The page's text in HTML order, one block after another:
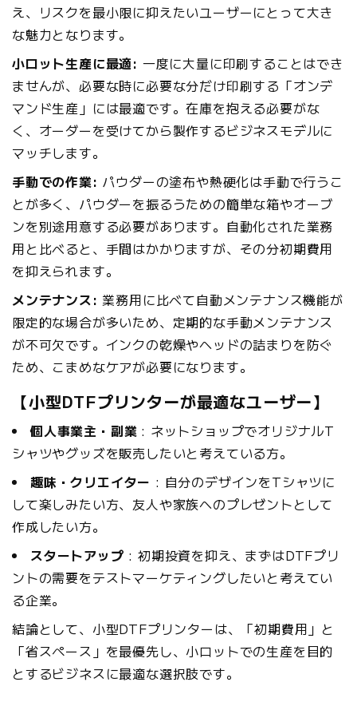
え、リスクを最小限に抑えたいユーザーにとって大き
な魅力となります。
小ロット生産に最適: 一度に大量に印刷することはでき
ませんが、必要な時に必要な分だけ印刷する「オンデ
マンド生産」には最適です。在庫を抱える必要がな
く、オーダーを受けてから製作するビジネスモデルに
マッチします。
手動での作業: パウダーの塗布や熱硬化は手動で行うこ
とが多く、パウダーを振るうための簡単な箱やオーブ
ンを別途用意する必要があります。自動化された業務
用と比べると、手間はかかりますが、その分初期費用
を抑えられます。
メンテナンス: 業務用に比べて自動メンテナンス機能が
限定的な場合が多いため、定期的な手動メンテナンス
が不可欠です。インクの乾燥やヘッドの詰まりを防ぐ
ため、こまめなケアが必要になります。
【小型DTFプリンターが最適なユーザー】
個人事業主・副業 : ネットショップでオリジナルT
シャツやグッズを販売したいと考えている方。
趣味・クリエイター : 自分のデザインをTシャツに
して楽しみたい方、友人や家族へのプレゼントとして
作成したい方。
スタートアップ : 初期投資を抑え、まずはDTFプリ
ントの需要をテストマーケティングしたいと考えてい
る企業。
結論として、小型DTFプリンターは、「初期費用」と
「省スペース」を最優先し、小ロットでの生産を目的
とするビジネスに最適な選択肢です。